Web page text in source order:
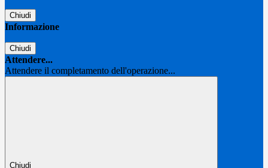
Chiudi
Informazione
Chiudi
Attendere...
Attendere il completamento dell'operazione...
Chiudi